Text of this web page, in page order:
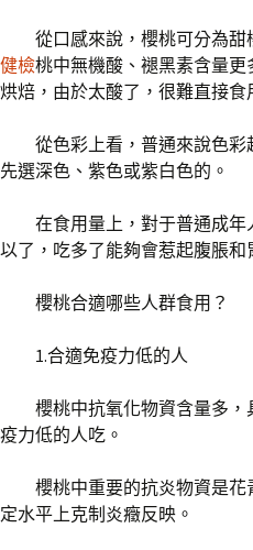
從口感來說，櫻桃可分為
健檢桃中無機酸、褪黑素含量
烘焙，由於太酸了，很難直接食
從色彩上看，普通來說色
先選深色、紫色或紫白色的。
在食用量上，對于普通成
以了，吃多了能夠會惹起腹脹和
櫻桃合適哪些人群食用？
1.合適免疫力低的人
櫻桃中抗氧化物資含量多
疫力低的人吃。
櫻桃中重要的抗炎物資是
定水平上克制炎癥反映。